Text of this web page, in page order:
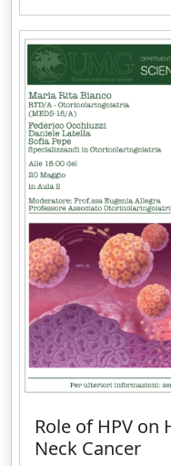
Role of HPV on
Neck Cancer